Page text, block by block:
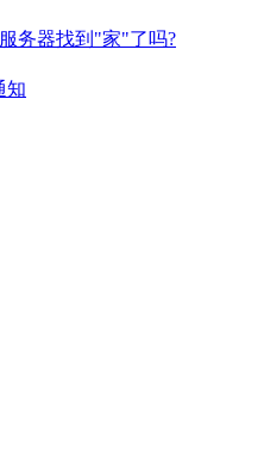
务器找到"家"了吗?
知